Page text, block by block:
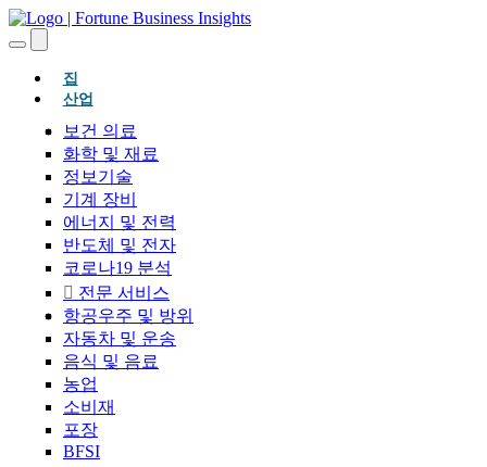
집(현재의)
산업
보건 의료
화학 및 재료
정보기술
기계 장비
에너지 및 전력
반도체 및 전자
코로나19 분석
전문 서비스
항공우주 및 방위
자동차 및 운송
음식 및 음료
농업
소비재
포장
BFSI